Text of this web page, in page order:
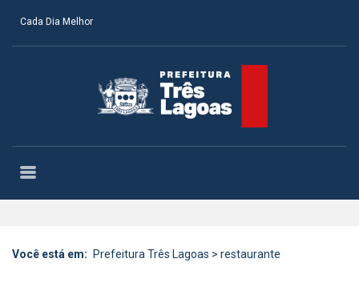
Cada Dia Melhor
Você está em: Prefeitura Três Lagoas > restaurante